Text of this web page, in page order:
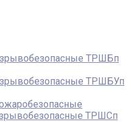
ТРШБп
ТРШБУп
ТРШСп